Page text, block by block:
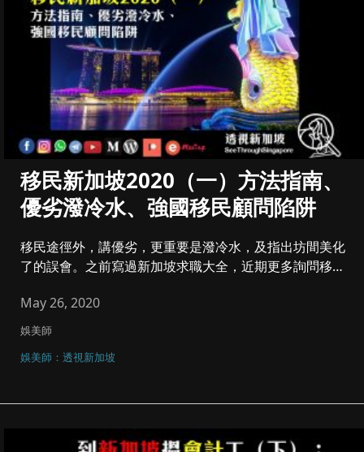
移民新加坡2020（一）方法指南、
優劣潑冷水、強國移民顧問陷阱
移民途徑外，講優劣，更重要是潑冷水，及指出坊間美化
了的誤會。之前寫過新加坡求職大全，近期更多詢問移民
May 26, 2020
娛美師
娛美師：透視新加坡